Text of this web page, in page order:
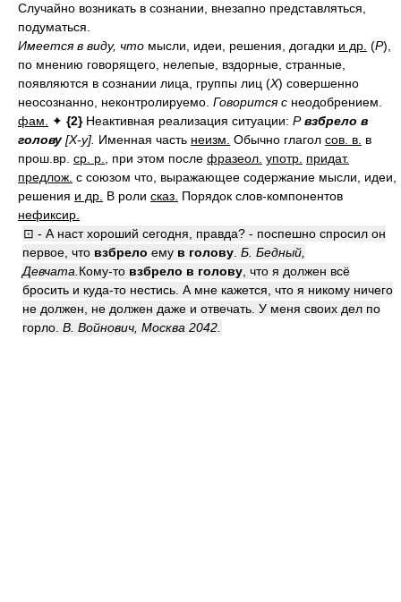
Случайно возникать в сознании, внезапно представляться,
подуматься.
Имеется в виду, что мысли, идеи, решения, догадки и др. (Р),
по мнению говорящего, нелепые, вздорные, странные,
появляются в сознании лица, группы лиц (Х) совершенно
неосознанно, неконтролируемо. Говорится с неодобрением.
фам.
✦ {2}Неактивная реализация ситуации: Р взбрело в
голову [Х-у]. Именная часть неизм. Обычно глагол сов. в. в
прош.вр. ср. р. , при этом после фразеол. употр. придат.
предлож. с союзом что, выражающее содержание мысли, идеи,
решения и др. В роли сказ. Порядок слов-компонентов
нефиксир.
⊡ - А наст хороший сегодня, правда? - поспешно спросил он
первое, что взбрело ему в голову Б. Бедный,
Девчата. Кому-то взбрело в голову , что я должен всё
бросить и куда-то нестись. А мне кажется, что я никому ничего
не должен, не должен даже и отвечать. У меня своих дел по
горло. В. Войнович, Москва 2042.